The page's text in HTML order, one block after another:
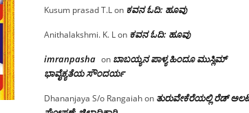
Kusum prasad T.Lon ಕವನ ಓದಿ: ಹೂವು
Anithalakshmi. K. Lon ಕವನ ಓದಿ: ಹೂವು
imranpasha on ಬಾಬಯ್ಯನ ಪಾಳ್ಯ ಹಿಂದೂ ಮುಸ್ಲಿಮ್
ಭಾವೈಕ್ಯತೆಯ ಸೌಂದರ್ಯ
Dhananjaya S/o Rangaiahon ತುರುವೇಕೆರೆಯಲ್ಲಿ ರೆಡ್